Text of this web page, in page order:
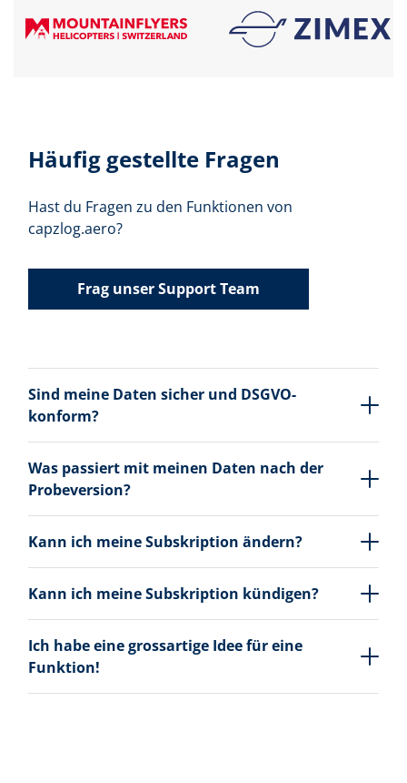
Häufig gestellte Fragen
Hast du Fragen zu den Funktionen von
capzlog.aero?
Frag unser Support Team
Sind meine Daten sicher und DSGVO-
konform?
Was passiert mit meinen Daten nach der
Probeversion?
Kann ich meine Subskription ändern?
Kann ich meine Subskription kündigen?
Ich habe eine grossartige Idee für eine
Funktion!